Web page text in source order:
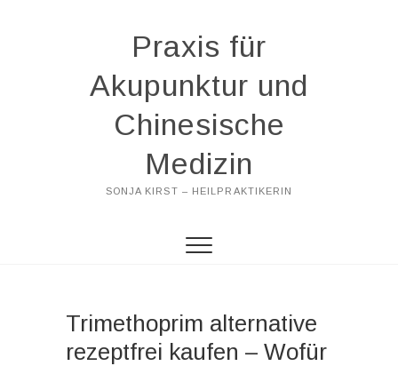
Praxis für
Akupunktur und
Chinesische
Medizin
SONJA KIRST – HEILPRAKTIKERIN
Trimethoprim alternative
rezeptfrei kaufen – Wofür